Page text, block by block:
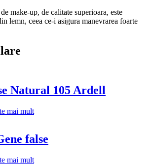
make-up, de calitate superioara, este
lemn, ceea ce-i asigura manevrarea foarte
Natural 105 Ardell
mai mult
false
mai mult